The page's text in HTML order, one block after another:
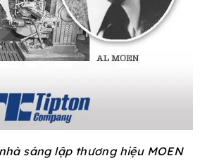
sáng lập thương hiệu MOEN